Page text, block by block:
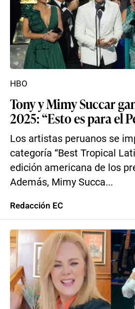
Tony y Mimy Succar
2025: “Esto es para el
Los artistas peruanos se
categoría “Best Tropical
edición americana de los
Además, Mimy Succa...
HBO
Redacción EC